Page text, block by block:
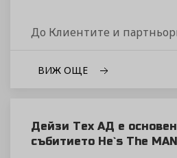
До Клиентите и
ВИЖ ОЩЕ
Дейзи Тех АД е
събитието He`s The